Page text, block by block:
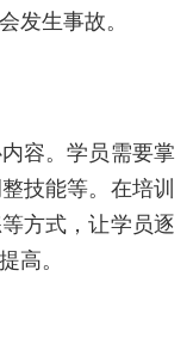
发生事故。
容。学员需要掌
技能等。在培训
方式，让学员逐
高。